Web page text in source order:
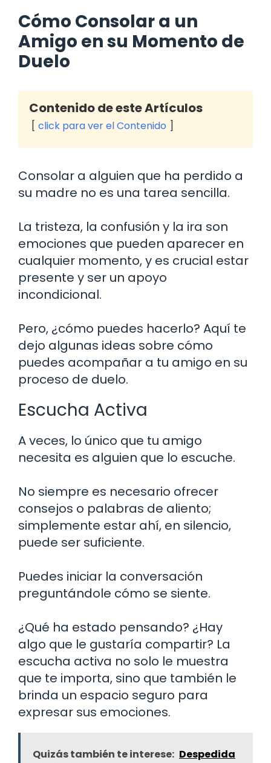
Cómo Consolar a un
Amigo en su Momento de
Duelo
Contenido de este Artículos
click para ver el Contenido
Consolar a alguien que ha perdido a
su madre no es una tarea sencilla.
La tristeza, la confusión y la ira son
emociones que pueden aparecer en
cualquier momento, y es crucial estar
presente y ser un apoyo
incondicional.
Pero, ¿cómo puedes hacerlo? Aquí te
dejo algunas ideas sobre cómo
puedes acompañar a tu amigo en su
proceso de duelo.
Escucha Activa
A veces, lo único que tu amigo
necesita es alguien que lo escuche.
No siempre es necesario ofrecer
consejos o palabras de aliento;
simplemente estar ahí, en silencio,
puede ser suficiente.
Puedes iniciar la conversación
preguntándole cómo se siente.
¿Qué ha estado pensando? ¿Hay
algo que le gustaría compartir? La
escucha activa no solo le muestra
que te importa, sino que también le
brinda un espacio seguro para
expresar sus emociones.
Quizás también te interese: Despedida